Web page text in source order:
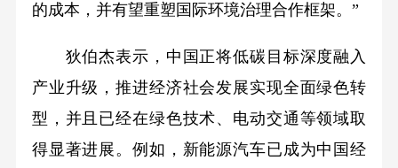
的成本，并有望重塑国际环境治理合作框架。”
狄伯杰表示，中国正将低碳目标深度融入
产业升级，推进经济社会发展实现全面绿色转
型，并且已经在绿色技术、电动交通等领域取
得显著进展。例如，新能源汽车已成为中国经